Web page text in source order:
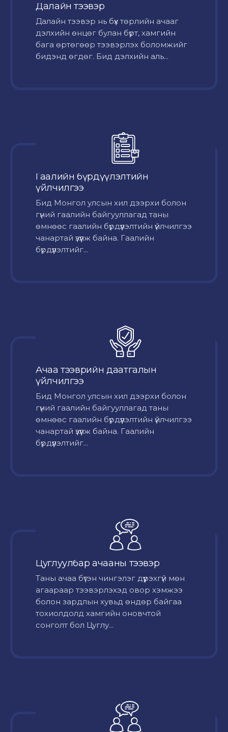
Далайн тээвэр
Далайн тээвэр нь бүх төрлийн ачааг
дэлхийн өнцөг булан бүрт, хамгийн
бага өртөгөөр тээвэрлэх боломжийг
бидэнд өгдөг. Бид дэлхийн аль...
Гаалийн бүрдүүлэлтийн
үйлчилгээ
Бид Монгол улсын хил дээрхи болон
гүний гаалийн байгууллагад таны
өмнөөс гаалийн бүрдүүлэлтийн үйлчилгээ
чанартай үзүүлж байна. Гаалийн
бүрдүүлэлтийг...
Ачаа тээврийн даатгалын
үйлчилгээ
Бид Монгол улсын хил дээрхи болон
гүний гаалийн байгууллагад таны
өмнөөс гаалийн бүрдүүлэлтийн үйлчилгээ
чанартай үзүүлж байна. Гаалийн
бүрдүүлэлтийг...
Цуглуулбар ачааны тээвэр
Таны ачаа бүтэн чингэлэг дүүрэхгүй мөн
агаараар тээвэрлэхэд овор хэмжээ
болон зардлын хувьд өндөр байгаа
тохиолдолд хамгийн оновчтой
сонголт бол Цуглу...